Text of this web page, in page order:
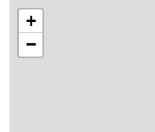
+
−